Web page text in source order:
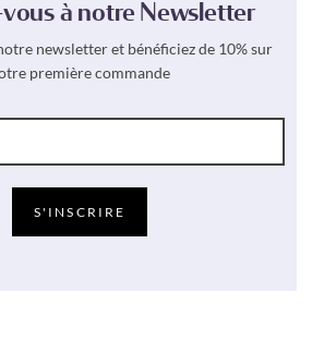
à notre Newsletter
newsletter et bénéficiez de 10% sur
première commande
S'INSCRIRE